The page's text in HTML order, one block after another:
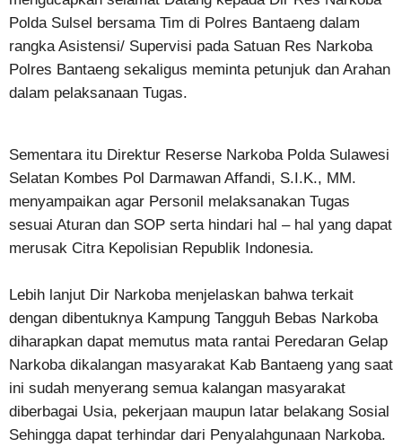
Polda Sulsel bersama Tim di Polres Bantaeng dalam
rangka Asistensi/ Supervisi pada Satuan Res Narkoba
Polres Bantaeng sekaligus meminta petunjuk dan Arahan
dalam pelaksanaan Tugas.
Sementara itu Direktur Reserse Narkoba Polda Sulawesi
Selatan Kombes Pol Darmawan Affandi, S.I.K., MM.
menyampaikan agar Personil melaksanakan Tugas
sesuai Aturan dan SOP serta hindari hal – hal yang dapat
merusak Citra Kepolisian Republik Indonesia.
Lebih lanjut Dir Narkoba menjelaskan bahwa terkait
dengan dibentuknya Kampung Tangguh Bebas Narkoba
diharapkan dapat memutus mata rantai Peredaran Gelap
Narkoba dikalangan masyarakat Kab Bantaeng yang saat
ini sudah menyerang semua kalangan masyarakat
diberbagai Usia, pekerjaan maupun latar belakang Sosial
Sehingga dapat terhindar dari Penyalahgunaan Narkoba.